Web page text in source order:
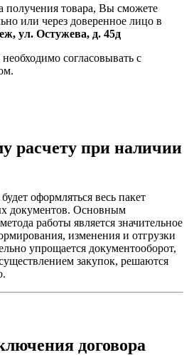
получения товара, Вы сможете
или через доверенное лицо в
ул. Остужева, д. 45д
согласовывать с
расчету при наличии
оформляться весь пакет
документов. Основным
работы является значительное
изменения и отгрузки
упрощается документооборот,
закупок, решаются
договора